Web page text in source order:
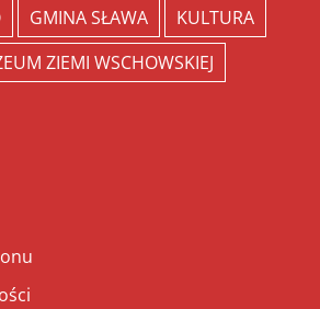
GMINA SŁAWA
KULTURA
ZIEMI WSCHOWSKIEJ